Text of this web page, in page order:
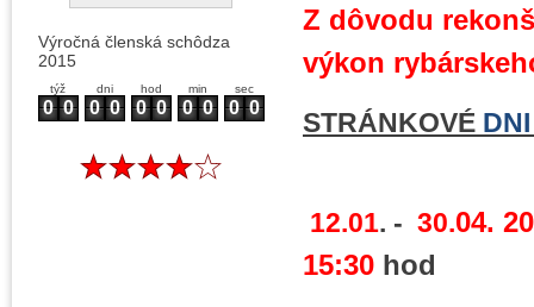
Z dôvodu
výkon
STRÁNKOVÉ
12.01. - 30.04.
15:30 hod
Výročná členská schôdza
2015
týž
0 0
dni
0 0
hod
0 0
min
0 0
sec
0 0